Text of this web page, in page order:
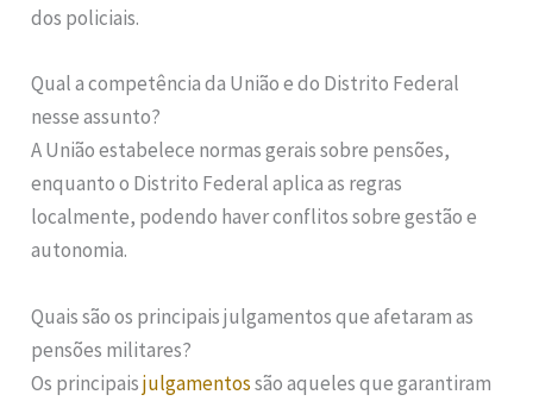
dos policiais.
Qual a competência da União e do Distrito Federal
nesse assunto?
A União estabelece normas gerais sobre pensões,
enquanto o Distrito Federal aplica as regras
localmente, podendo haver conflitos sobre gestão e
autonomia.
Quais são os principais julgamentos que afetaram as
pensões militares?
Os principaisjulgamentossão aqueles que garantiram